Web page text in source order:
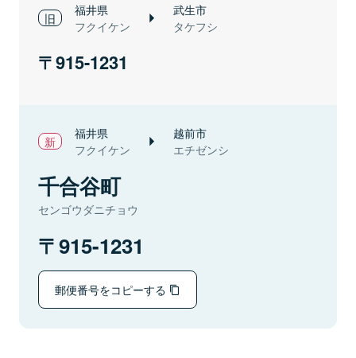
福井県
フクイケン
武生市
タケフシ
915-1231
福井県
フクイケン
越前市
エチゼンシ
千合谷町
センゴウダニチョウ
915-1231
郵便番号をコピーする